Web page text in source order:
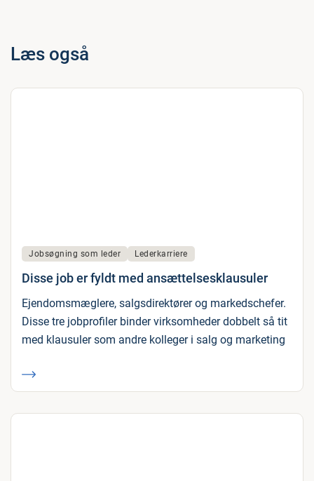
Læs også
Jobsøgning som leder Lederkarriere
Disse job er fyldt med ansættelsesklausuler
Ejendomsmæglere, salgsdirektører og markedschefer.
Disse tre jobprofiler binder virksomheder dobbelt så tit
med klausuler som andre kolleger i salg og marketing